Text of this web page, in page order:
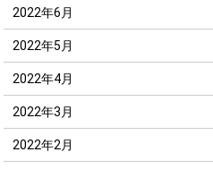
2022年6月
2022年5月
2022年4月
2022年3月
2022年2月